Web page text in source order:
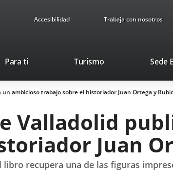
Accesibilidad Trabaja con nosotros
Para ti TurismoThis
will
open
a
pop-
window.
Sede
ambicioso trabajo sobre el historiador Juan Ortega y
Valladolid
Juan
libro recupera una de las figuras